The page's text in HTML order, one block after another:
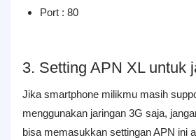
Port : 80
3. Setting APN XL untuk
Jika smartphone milikmu masih
menggunakan jaringan 3G saja,
bisa memasukkan settingan APN ini